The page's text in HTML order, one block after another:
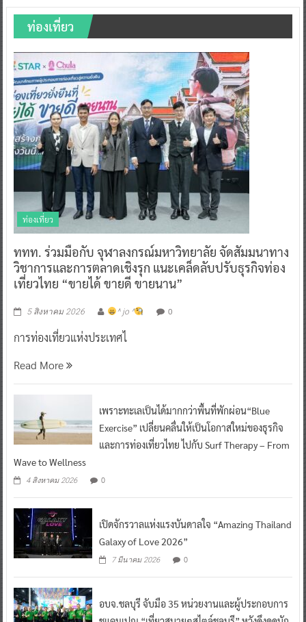
ท่องเที่ยว
ท่องเที่ยว
ททท. ร่วมมือกับ จุฬาลงกรณ์มหาวิทยาลัย จัดสัมมนาทาง
วิชาการและการตลาดเชิงรุก แนะเคล็ดลับปรับธุรกิจท่อง
เที่ยวไทย “ขายได้ ขายดี ขายนาน”
5 สิงหาคม 2026 ^ jo ^ 0
การท่องเที่ยวแห่งประเทศไ
Read More
เพราะทะเลเป็นได้มากกว่าพื้นที่พักผ่อน“Blue
Exercise” เปลี่ยนคลื่นให้เป็นโอกาสใหม่ของธุรกิจ
และการท่องเที่ยวไทย ไปกับ Surf Therapy – From
Wave to Wellness
4 สิงหาคม 2026 0
เปิดจักรวาลแห่งแรงบันดาลใจ “Amazing Thailand
Galaxy of Love 2026”
7 มีนาคม 2026 0
อบจ.ชลบุรี จับมือ 35 หน่วยงานและผู้ประกอบการ